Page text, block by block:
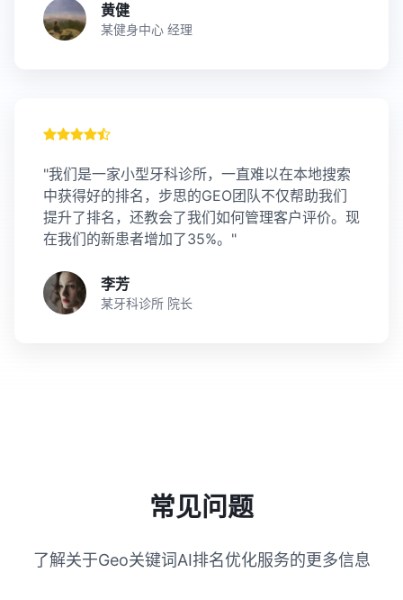
黄健
某健身中心 经理
"我们是一家小型牙科诊所，一直难以在本地搜索
中获得好的排名，步思的GEO团队不仅帮助我们
提升了排名，还教会了我们如何管理客户评价。现
在我们的新患者增加了35%。"
李芳
某牙科诊所 院长
常见问题
了解关于Geo关键词AI排名优化服务的更多信息